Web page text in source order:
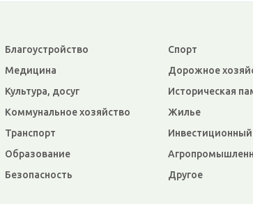
Благоустройство
Медицина
Культура, досуг
Коммунальное хозяйство
Транспорт
Образование
Безопасность
Спорт
Дорожное
Историческая
Жилье
Инвестиционный
Другое